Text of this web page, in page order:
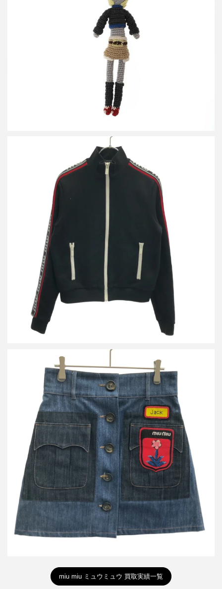
ミュウミュウ テクニカルヤーン トリック バッグチャーム
買取金額24,000円
詳しく見る
ミュウミュウ 20SS トラックジャケット MJL668 1WAP
詳しく見る
ミュウミュウ 16AW ビジューパッチデニムスカート GWD102
買取金額12,000円
詳しく見る
miu miu ミュウミュウ 買取実績一覧